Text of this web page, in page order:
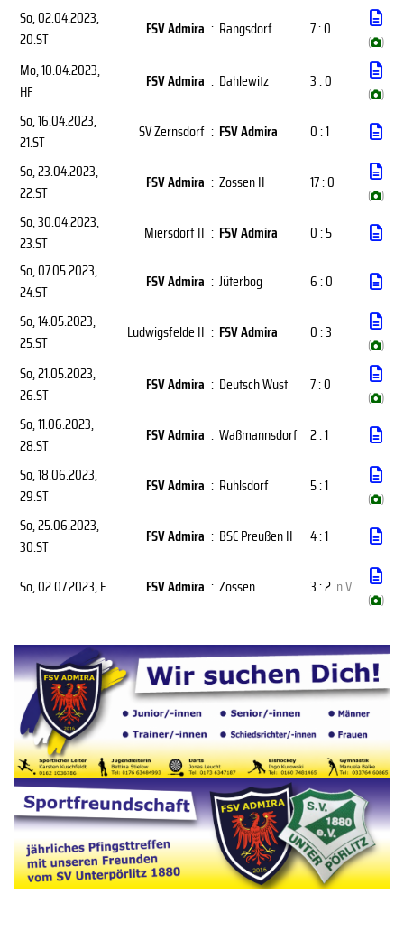
So, 02.04.2023,
20.ST
FSV Admira : Rangsdorf 7 : 0
( )
Mo, 10.04.2023,
HF
FSV Admira : Dahlewitz 3 : 0
( )
So, 16.04.2023,
21.ST
SV Zernsdorf : FSV Admira
0 : 1
So, 23.04.2023,
22.ST
FSV Admira : Zossen II 17 : 0
( )
So, 30.04.2023,
23.ST
Miersdorf II : FSV Admira
0 : 5
So, 07.05.2023,
24.ST
FSV Admira : Jüterbog
6 : 0
So, 14.05.2023,
25.ST
Ludwigsfelde II : FSV Admira 0 : 3
( )
So, 21.05.2023,
26.ST
FSV Admira : Deutsch Wust 7 : 0
( )
So, 11.06.2023,
28.ST
FSV Admira : Waßmannsdorf 2 : 1
So, 18.06.2023,
29.ST
FSV Admira : Ruhlsdorf 5 : 1
( )
So, 25.06.2023,
30.ST
FSV Admira : BSC Preußen II 4 : 1
So, 02.07.2023, F FSV Admira : Zossen 3 : 2 n.V.
( )